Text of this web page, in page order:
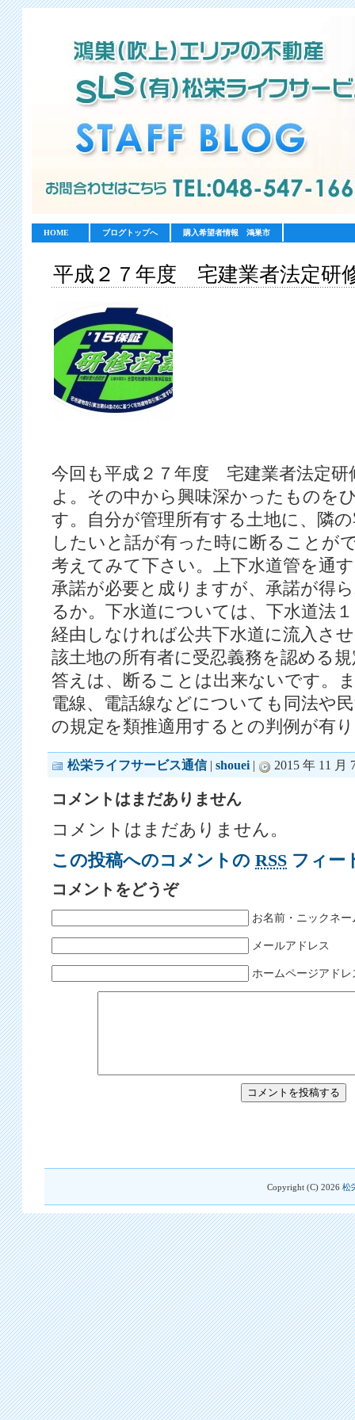
HOME ブログトップへ 購入希望者情報 鴻巣市
平成２７年度 宅建業者法定研
今回も平成２７年度 宅建業者法定研
よ。その中から興味深かったものを
す。自分が管理所有する土地に、隣
したいと話が有った時に断ること
考えてみて下さい。上下水道管を通
承諾が必要と成りますが、承諾が得
るか。下水道については、下水道法
経由しなければ公共下水道に流入さ
該土地の所有者に受忍義務を認める
答えは、断ることは出来ないです。
電線、電話線などについても同法や
の規定を類推適用するとの判例が有
松栄ライフサービス通信 | shouei | 2015 年 11 月
コメントはまだありません
コメントはまだありません。
この投稿へのコメントの RSS フィー
コメントをどうぞ
お名前・ニックネー
メールアドレス
ホームページアドレ
Copyright (C) 2026 松